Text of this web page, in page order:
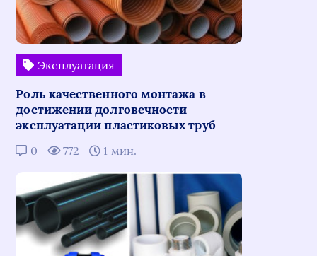
Эксплуатация
Роль качественного монтажа в
достижении долговечности
эксплуатации пластиковых труб
0 772 1 мин.